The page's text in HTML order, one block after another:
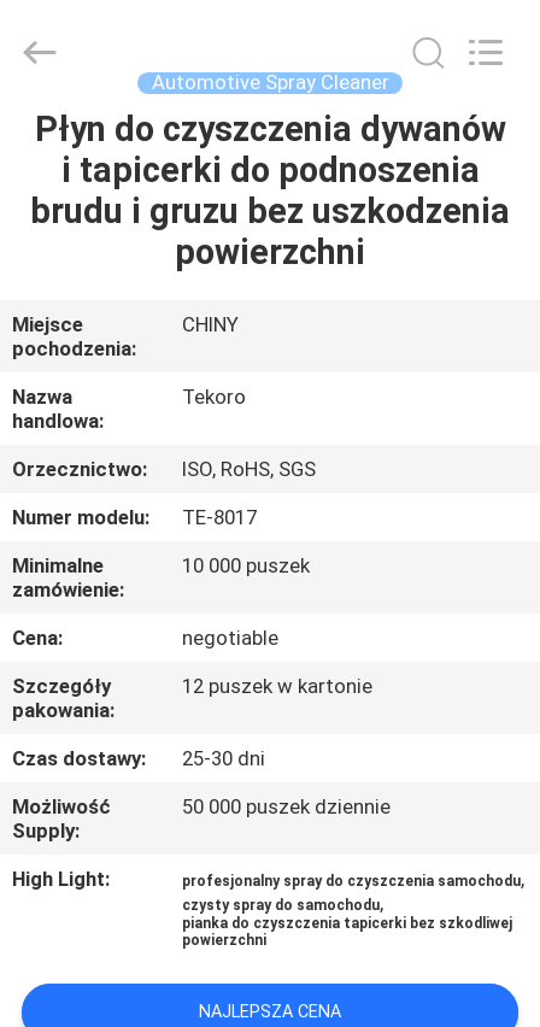
DO
DOMU
O
NAS
WYCIECZKA
PO
FABRYCE
KONTROLA
JAKOŚCI
SKONTAKTUJ
SIĘ
Z
NAMI
POPROŚ
INDUSTRY
Reserved.
Automotive Spray Cleaner
Płyn do czyszczenia dywanów
i tapicerki do podnoszenia
brudu i gruzu bez uszkodzenia
powierzchni
Miejsce
pochodzenia:
CHINY
Nazwa
handlowa:
Tekoro
Orzecznictwo:
ISO, RoHS, SGS
Numer modelu:
TE-8017
Minimalne
zamówienie:
10 000 puszek
Cena:
negotiable
Szczegóły
pakowania:
12 puszek w kartonie
Czas dostawy:
25-30 dni
Możliwość
Supply:
50 000 puszek dziennie
High Light: profesjonalny spray do czyszczenia samochodu,
czysty spray do samochodu,
pianka do czyszczenia tapicerki bez szkodliwej
powierzchni
NAJLEPSZA CENA